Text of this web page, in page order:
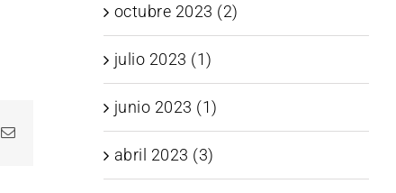
Correo
octubre 2023 (2)
julio 2023 (1)
junio 2023 (1)
abril 2023 (3)